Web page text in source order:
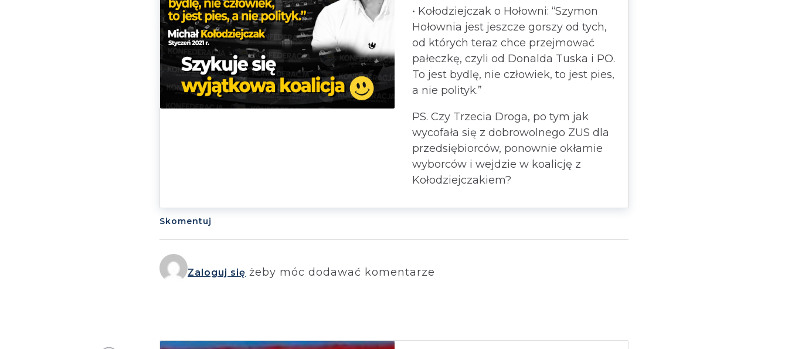
• Kołodziejczak o Hołowni: “Szymon
Hołownia jest jeszcze gorszy od tych,
od których teraz chce przejmować
pałeczkę, czyli od Donalda Tuska i PO.
To jest bydlę, nie człowiek, to jest pies,
a nie polityk.”
PS. Czy Trzecia Droga, po tym jak
wycofała się z dobrowolnego ZUS dla
przedsiębiorców, ponownie okłamie
wyborców i wejdzie w koalicję z
Kołodziejczakiem?
Skomentuj
Zaloguj się żeby móc dodawać komentarze